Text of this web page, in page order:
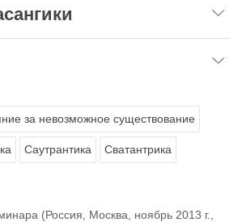
за невозможное существование
Саутрантика Сватантрика
(Россия, Москва, ноябрь 2013 г.,